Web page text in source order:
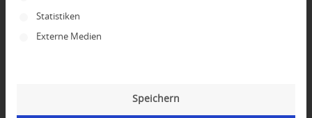
Sonntags (mehrere Termine) von
10:00 – 11:00 | Brunch im
unmittelbaren Umfeld und weltweit. Diese
Statistiken
Externe Medien
Speichern